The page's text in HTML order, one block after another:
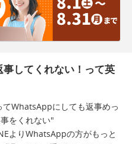
してくれない！って英
WhatsAppにしても返事めっ
をくれない"
よりWhatsAppの方がもっと